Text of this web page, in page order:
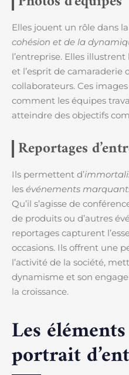
Elles jouent un rôle dans la
cohésion et de la
l’entreprise. Elles
et l’esprit de
collaborateurs. Ces
comment les équipes
atteindre des objectifs
Reportages
Ils permettent d’
les événements
Qu’il s’agisse de
de produits ou d’autres
reportages capturent
occasions. Ils offrent une
l’activité de la société,
dynamisme et son
la croissance.
Les
portrait